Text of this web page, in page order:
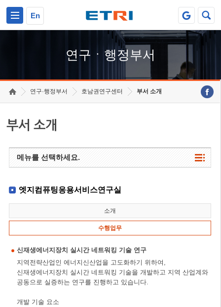
En
연구ㆍ행정부서
연구·행정부서 호남권연구센터 부서 소개
부서 소개
메뉴를 선택하세요.
엣지컴퓨팅응용서비스연구실
소개
수행업무
신재생에너지장치 실시간 네트워킹 기술 연구
지역전략산업인 에너지신산업을 고도화하기 위하여,
신재생에너지장치 실시간 네트워킹 기술을 개발하고 지역 산업계와
공동으로 실증하는 연구를 진행하고 있습니다.
개발 기술 요소